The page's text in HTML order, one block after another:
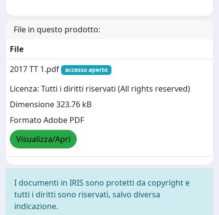
File in questo prodotto:
File
2017 TT 1.pdf
accesso aperto
Licenza: Tutti i diritti riservati (All rights reserved)
Dimensione 323.76 kB
Formato Adobe PDF
Visualizza/Apri
I documenti in IRIS sono protetti da copyright e
tutti i diritti sono riservati, salvo diversa
indicazione.